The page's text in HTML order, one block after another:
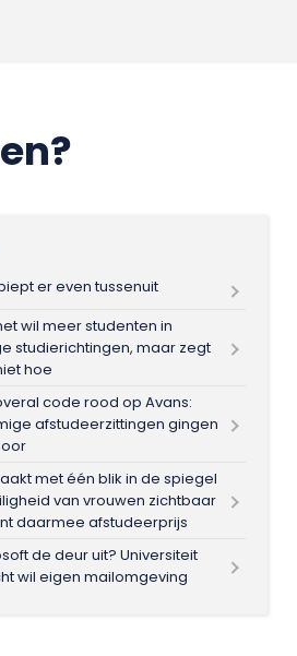
er even tussenuit
wil meer studenten in
studierichtingen, maar zegt
hoe
code rood op Avans:
afstudeerzittingen gingen
met één blik in de spiegel
van vrouwen zichtbaar
daarmee afstudeerprijs
de deur uit? Universiteit
wil eigen mailomgeving